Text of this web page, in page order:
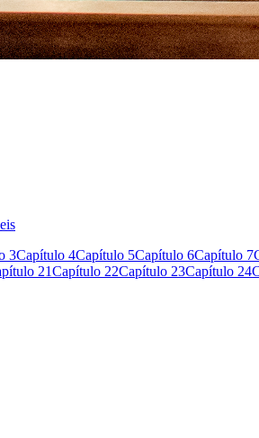
3Capítulo 4Capítulo 5Capítulo 6Capítulo 7
21Capítulo 22Capítulo 23Capítulo 24